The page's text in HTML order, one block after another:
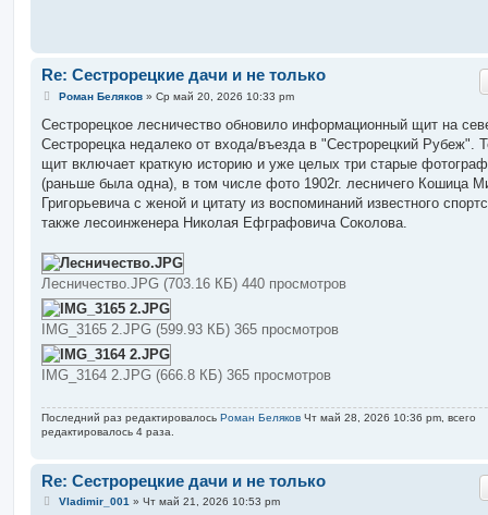
Re: Сестрорецкие дачи и не только
С
о
щ
е
и
е
Роман Беляков» Ср май 20, 2026 10:33 pm
Сестрорецкое лесничество обновило информационный щит на
Сестрорецка недалеко от входа/въезда в "Сестрорецкий Рубеж".
щит включает краткую историю и уже целых три старые
(раньше была одна), в том числе фото 1902г. лесничего Кошица
Григорьевича с женой и цитату из воспоминаний известного
также лесоинженера Николая Ефграфовича Соколова.
Лесничество.JPG (703.16 КБ) 440 просмотров
IMG_3165 2.JPG (599.93 КБ) 365 просмотров
IMG_3164 2.JPG (666.8 КБ) 365 просмотров
Последний раз редактировалось Роман Беляков Чт май 28, 2026 10:36 pm, всего
редактировалось 4 раза.
Re: Сестрорецкие дачи и не только
СVladimir_001 » Чт май 21, 2026 10:53 pm